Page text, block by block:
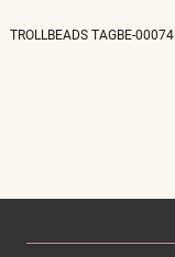
TROLLBEADS TAGBE-00074